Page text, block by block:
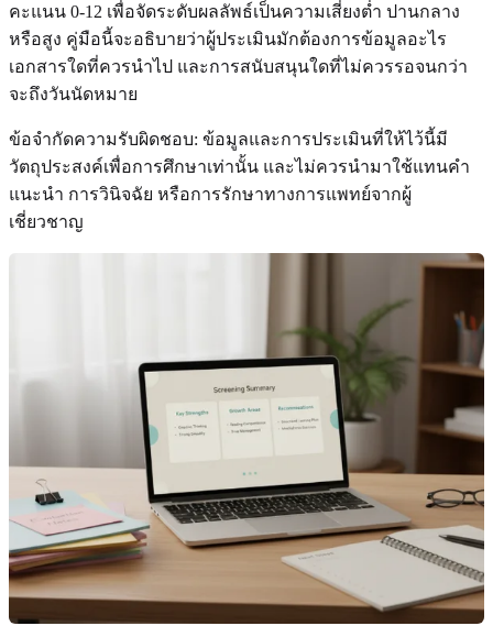
คะแนน 0-12 เพื่อจัดระดับผลลัพธ์เป็นความเสี่ยงต่ำ ปานกลาง
หรือสูง คู่มือนี้จะอธิบายว่าผู้ประเมินมักต้องการข้อมูลอะไร
เอกสารใดที่ควรนำไป และการสนับสนุนใดที่ไม่ควรรอจนกว่า
จะถึงวันนัดหมาย
ข้อจำกัดความรับผิดชอบ: ข้อมูลและการประเมินที่ให้ไว้นี้มี
วัตถุประสงค์เพื่อการศึกษาเท่านั้น และไม่ควรนำมาใช้แทนคำ
แนะนำ การวินิจฉัย หรือการรักษาทางการแพทย์จากผู้
เชี่ยวชาญ